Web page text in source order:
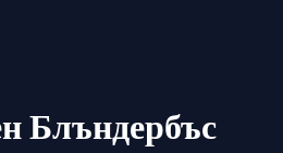
Блъндербъс